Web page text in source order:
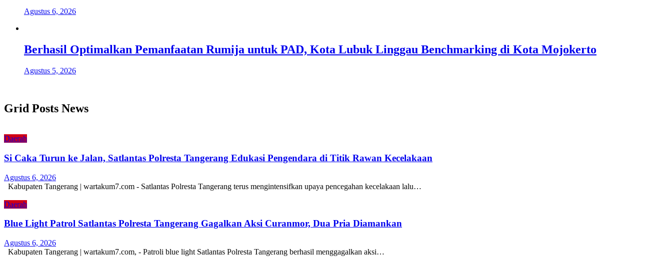
Agustus 6, 2026
Berhasil Optimalkan Pemanfaatan Rumija untuk PAD, Kota Lubuk Linggau Benchmarking di Kota Mojokerto
Agustus 5, 2026
Grid Posts News
Daerah
Si Caka Turun ke Jalan, Satlantas Polresta Tangerang Edukasi Pengendara di Titik Rawan Kecelakaan
Agustus 6, 2026
Kabupaten Tangerang | wartakum7.com - Satlantas Polresta Tangerang terus mengintensifkan upaya pencegahan kecelakaan lalu…
Daerah
Blue Light Patrol Satlantas Polresta Tangerang Gagalkan Aksi Curanmor, Dua Pria Diamankan
Agustus 6, 2026
Kabupaten Tangerang | wartakum7.com, - Patroli blue light Satlantas Polresta Tangerang berhasil menggagalkan aksi…